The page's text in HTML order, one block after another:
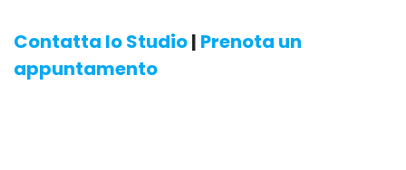
Contatta lo Studio| Prenota un
appuntamento